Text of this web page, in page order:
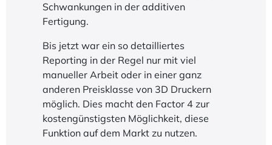
Schwankungen in der additiven
Fertigung.
Bis jetzt war ein so detailliertes
Reporting in der Regel nur mit viel
manueller Arbeit oder in einer ganz
anderen Preisklasse von 3D Druckern
möglich. Dies macht den Factor 4 zur
kostengünstigsten Möglichkeit, diese
Funktion auf dem Markt zu nutzen.